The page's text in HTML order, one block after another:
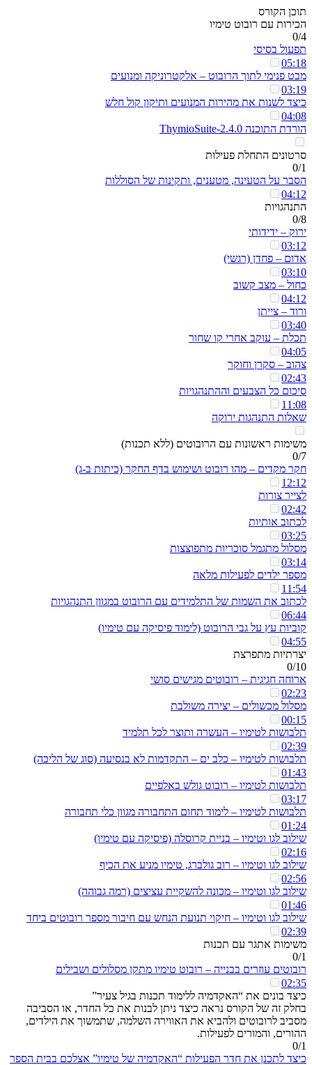
תוכן הקורס
הכירות עם רובוט טימיו
0/4
תפעול בסיסי
05:18
מבט פנימי לתוך הרובוט – אלקטרוניקה ומנועים
03:19
כיצד לשנות את מהירות המנועים ותיקון קול חלש
04:08
הורדת התוכנה ThymioSuite-2.4.0
סרטונים התחלת פעילות
0/1
הסבר על הטעינה, מטענים, ותקינות של הסוללות
04:12
התנהגויות
0/8
ירוק – ידידותי
03:12
אדום – פחדן (רגשי)
03:10
כחול – מצב קשוב
04:12
ורוד – צייתן
03:40
תכלת – עוקב אחרי קו שחור
04:05
צהוב – סקרן וחוקר
02:43
סיכום כל הצבעים וההתנהגויות
11:08
שאלות התנהגות ירוקה
משימות ראשונות עם הרובוטים (ללא תכנות)
0/7
חקר מקדים – מהו רובוט ושימוש בדף החקר (כיתות ב-ג)
12:12
לצייר צורות
02:42
לכתוב אותיות
03:25
מסלול מתגמל סוכריות מתפוצצות
03:14
מספר ילדים לפעילות מלאה
11:54
לכתוב את השמות של התלמידים עם הרובוט במגוון התנהגויות
06:44
קוביות עץ על גבי הרובוט (לימוד פיסיקה עם טימיו)
04:55
יצרתיות מתפרצת
0/10
ארוחה חגיגית – רובוטים מגישים סושי
02:23
מסלול מכשולים – יצירה משולבת
00:15
תלבושות לטימיו – העשרה ותוצר לכל תלמיד
02:39
תלבושות לטימיו – כלב ים – התקדמות לא בנסיעה (סוג של הליכה)
01:43
תלבושות לטימיו – רובוט גולש באלפיים
03:17
תלבושות לטימיו – לימוד תחום התחבורה מגוון כלי תחבורה
01:24
שילוב לגו וטימיו – בניית קרוסלה (פיסיקה עם טימיו)
02:16
שילוב לגו וטימיו – רוב גולברג, טימיו מניע את הכיף
02:56
שילוב לגו וטימיו – מכונה להשקיית עציצים (רמה גבוהה)
01:46
שילוב לגו וטימיו – חיקוי תנועת הנחש עם חיבור מספר רובוטים ביחד
02:39
משימות אתגר עם תכנות
0/1
רובוטים עוזרים בבנייה – רובוט טימיו מתקן מסלולים ושבילים
02:35
כיצד בונים את “האקדמיה ללימוד תכנות בגיל צעיר”
בחלק זה של הקורס נראה כיצד ניתן לבנות את כל החדר, או הסביבה
מסביב לרובוטים ולהביא את האווירה השלמה, שתמשוך את הילדים,
ההורים, והמורים לפעילות.
0/1
כיצד לתכנן את חדר הפעילות “האקדמיה של טימיו” אצלכם בבית הספר